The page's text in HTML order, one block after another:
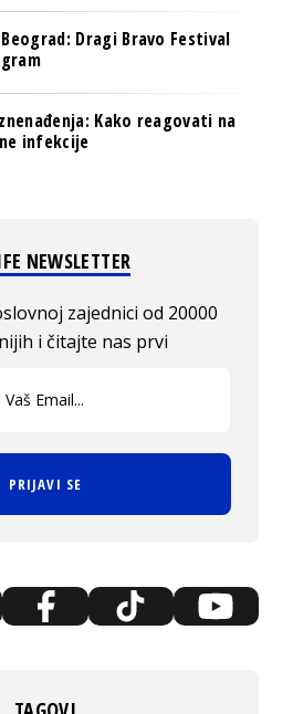
Dragi Bravo Festival
Kako reagovati na
infekcije
NEWSLETTER
zajednici od 20000
i čitajte nas prvi
PRIJAVI SE